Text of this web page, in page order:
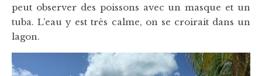
peut observer des poissons avec un masque et un
tuba. L’eau y est très calme, on se croirait dans un
lagon.